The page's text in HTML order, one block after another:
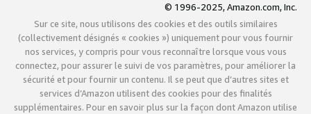
© 1996-2025, Amazon.com, Inc.
Sur ce site, nous utilisons des cookies et des outils similaires
(collectivement désignés « cookies ») uniquement pour vous fournir
nos services, y compris pour vous reconnaître lorsque vous vous
connectez, pour assurer le suivi de vos paramètres, pour améliorer la
sécurité et pour fournir un contenu. Il se peut que d’autres sites et
services d’Amazon utilisent des cookies pour des finalités
supplémentaires. Pour en savoir plus sur la façon dont Amazon utilise